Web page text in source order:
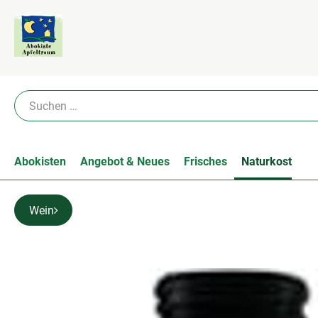
Abokisten Angebot & Neues Frisches Naturkost
Wein